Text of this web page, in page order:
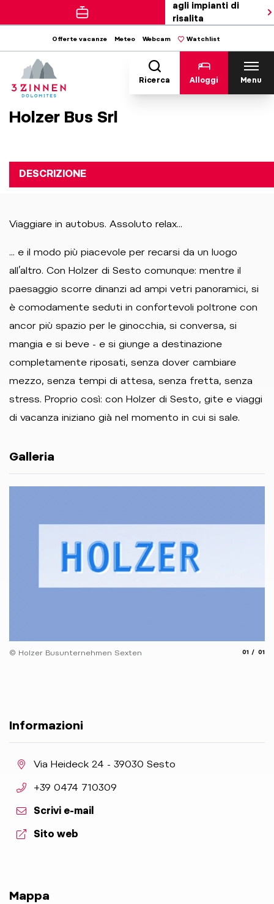
agli impianti di
risalita
Offerte vacanze Meteo Webcam Watchlist
Ricerca Alloggi Menu
Holzer Bus Srl
DESCRIZIONE
Viaggiare in autobus. Assoluto relax...
... e il modo più piacevole per recarsi da un luogo
all’altro. Con Holzer di Sesto comunque: mentre il
paesaggio scorre dinanzi ad ampi vetri panoramici, si
è comodamente seduti in confortevoli poltrone con
ancor più spazio per le ginocchia, si conversa, si
mangia e si beve - e si giunge a destinazione
completamente riposati, senza dover cambiare
mezzo, senza tempi di attesa, senza fretta, senza
stress. Proprio così: con Holzer di Sesto, gite e viaggi
di vacanza iniziano già nel momento in cui si sale.
Galleria
© Holzer Busunternehmen Sexten 01 01
Informazioni
aria.location:
Via Heideck 24 - 39030 Sesto
aria.phone:
+39 0474 710309
Scrivi e-mail
aria.website:
Sito web
Mappa